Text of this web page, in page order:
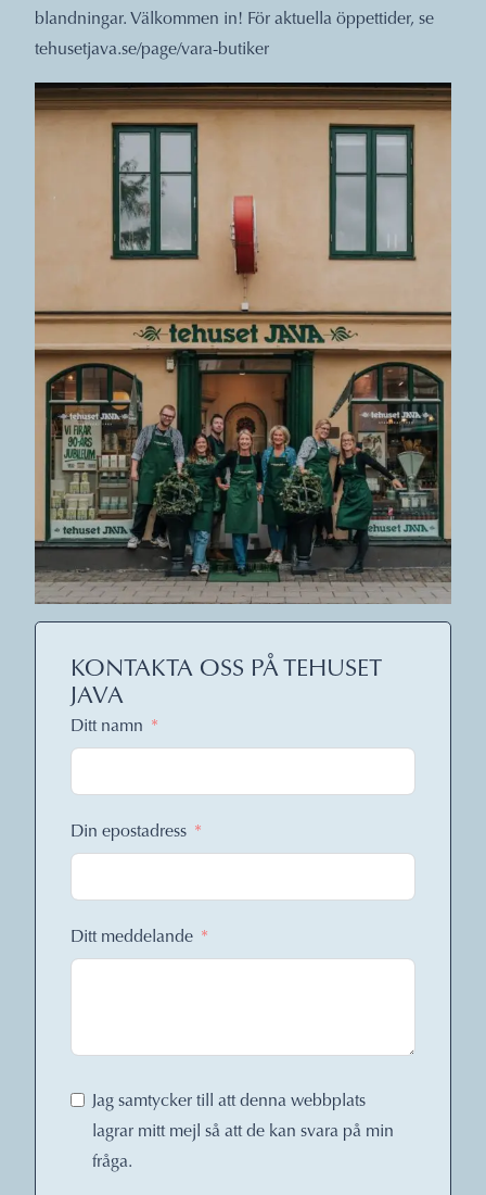
blandningar. Välkommen in! För aktuella öppettider, se
tehusetjava.se/page/vara-butiker
KONTAKTA OSS PÅ TEHUSET
JAVA
Ditt namn
Din epostadress
Ditt meddelande
Jag samtycker till att denna webbplats
lagrar mitt mejl så att de kan svara på min
fråga.